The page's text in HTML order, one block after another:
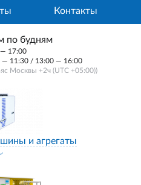
Контакты
по будням
17:00
— 11:30 / 13:00 — 16:00
Москвы +2ч (UTC +05:00))
и агрегаты